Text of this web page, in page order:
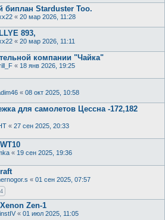
биплан Starduster Too.
« 20 мар 2026, 11:28
893,
« 20 мар 2026, 11:11
компании "Чайка"
« 18 янв 2026, 19:25
« 08 окт 2025, 10:58
для самолетов Цессна -172,182
« 27 сен 2025, 20:33
« 19 сен 2025, 19:36
« 01 сен 2025, 07:57
4
Zen-1
« 01 июл 2025, 11:05